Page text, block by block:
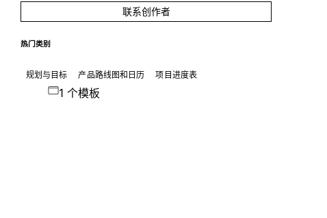
联系创作者
热门类别
规划与目标 产品路线图和日历 项目进度表
1 个模板